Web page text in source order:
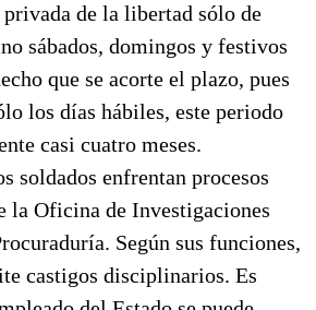
privada de la libertad sólo de
sábados, domingos y festivos
que se acorte el plazo, pues
los días hábiles, este periodo
casi cuatro meses.
soldados enfrentan procesos
la Oficina de Investigaciones
Según sus funciones,
castigos disciplinarios. Es